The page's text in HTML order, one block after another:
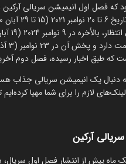
که طبق اخبار رسیده، فصل دوم
یک انیمیشن سریالی جذاب
لازم را برای شما مهیا
آرکین
در سپتامبر 2021، یک ماه پیش از